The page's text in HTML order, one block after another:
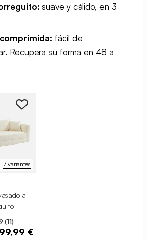
borreguito y en formato de 3
su función de cama en
estilizada y actual. Viaja
al vacío, lo que facilita su
colocación. Una vez abierto,
suave y cálido, en 3
fácil de
Recupera su forma en 48 a
7 variantes
al
(11)
€